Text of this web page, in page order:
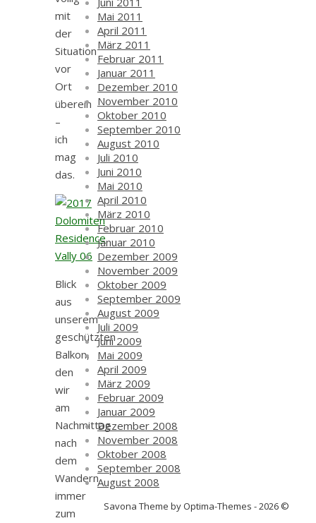
mit
der
Situation
vor
Ort
überein
–
ich
mag
das.
Blick
aus
unserem
geschützten
Balkon,
den
wir
am
Nachmittag
nach
dem
Wandern
immer
zum
Mai 2011
April 2011
März 2011
Februar 2011
Januar 2011
Dezember 2010
November 2010
Oktober 2010
September 2010
August 2010
Juli 2010
Juni 2010
Mai 2010
April 2010
März 2010
Februar 2010
Januar 2010
Dezember 2009
November 2009
Oktober 2009
September 2009
August 2009
Juli 2009
Juni 2009
Mai 2009
April 2009
März 2009
Februar 2009
Januar 2009
Dezember 2008
November 2008
Oktober 2008
September 2008
August 2008
Savona Theme by Optima-Themes - 2026 ©